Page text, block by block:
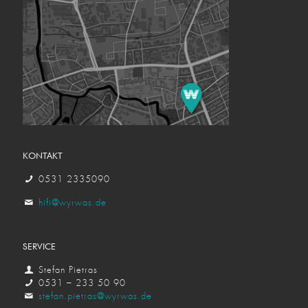
KONTAKT
0531 2335090
hifi@wyrwas.de
SERVICE
Stefan Pietras
0531 – 233 50 90
stefan.pietras@wyrwas.de